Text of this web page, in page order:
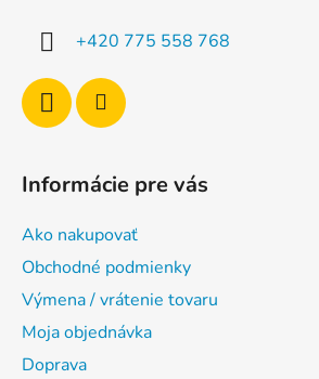
+420 775 558 768
Informácie pre vás
Ako nakupovať
Obchodné podmienky
Výmena / vrátenie tovaru
Moja objednávka
Doprava